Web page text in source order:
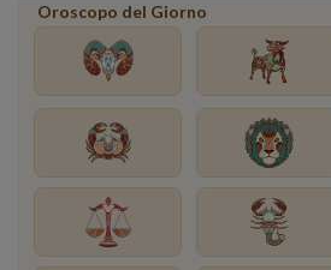
Oroscopo del Giorno